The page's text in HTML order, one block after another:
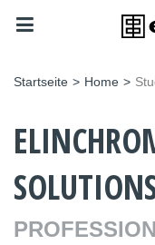
Startseite > Home >